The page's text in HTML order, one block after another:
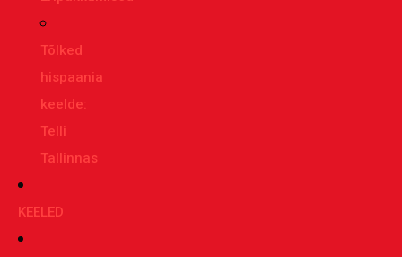
Tõlked
hispaania
keelde:
Telli
Tallinnas
KEELED